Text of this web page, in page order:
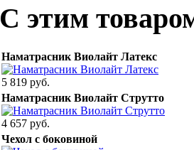
С этим
Наматрасник Виолайт Латекс
5 819 руб.
Наматрасник Виолайт Струтто
4 657 руб.
Чехол с боковиной